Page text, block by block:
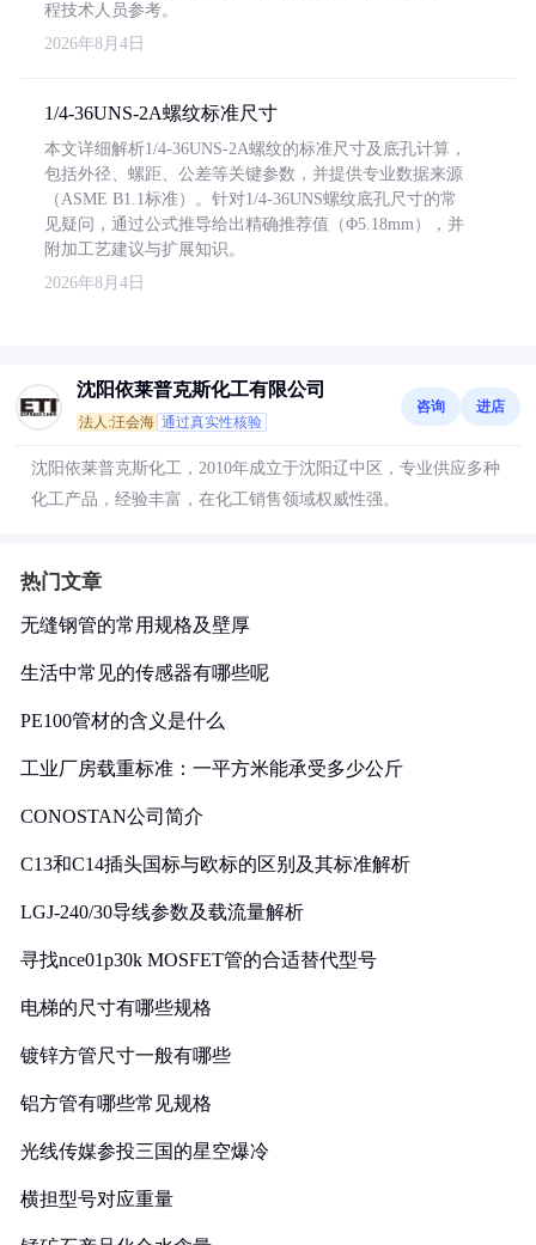
程技术人员参考。
2026年8月4日
1/4-36UNS-2A螺纹标准尺寸
本文详细解析1/4-36UNS-2A螺纹的标准尺寸及底孔计算，
包括外径、螺距、公差等关键参数，并提供专业数据来源
（ASME B1.1标准）。针对1/4-36UNS螺纹底孔尺寸的常
见疑问，通过公式推导给出精确推荐值（Φ5.18mm），并
附加工艺建议与扩展知识。
2026年8月4日
沈阳依莱普克斯化工有限公司
法人:汪会海 通过真实性核验
咨询 进店
沈阳依莱普克斯化工，2010年成立于沈阳辽中区，专业供应多种
化工产品，经验丰富，在化工销售领域权威性强。
热门文章
无缝钢管的常用规格及壁厚
生活中常见的传感器有哪些呢
PE100管材的含义是什么
工业厂房载重标准：一平方米能承受多少公斤
CONOSTAN公司简介
C13和C14插头国标与欧标的区别及其标准解析
LGJ-240/30导线参数及载流量解析
寻找nce01p30k MOSFET管的合适替代型号
电梯的尺寸有哪些规格
镀锌方管尺寸一般有哪些
铝方管有哪些常见规格
光线传媒参投三国的星空爆冷
横担型号对应重量